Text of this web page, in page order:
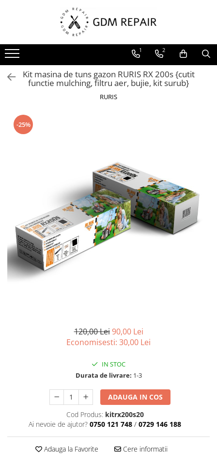
Toate Produsele
Motocoase
Accesorii masina tuns gazon
Masini de tuns iarba
Motofierastraie
Motofierastraie pe benzina
Aparat de spalat
Atomizoare
Hidrofoare
Motopompe
Pompe apa menajera
Accesorii pentru sudura
Despicatoare lemne
Generatoare
1 2
Kit masina de tuns gazon RURIS RX 200s {cutit
functie mulching, filtru aer, bujie, kit surub}
RURIS
-25%
120,00 Lei 90,00 Lei
Economisesti: 30,00 Lei
IN STOC
Durata de livrare: 1-3
ADAUGA IN COS
Cod Produs: kitrx200s20
Ai nevoie de ajutor? 0750 121 748 / 0729 146 188
Adauga la Favorite Cere informatii